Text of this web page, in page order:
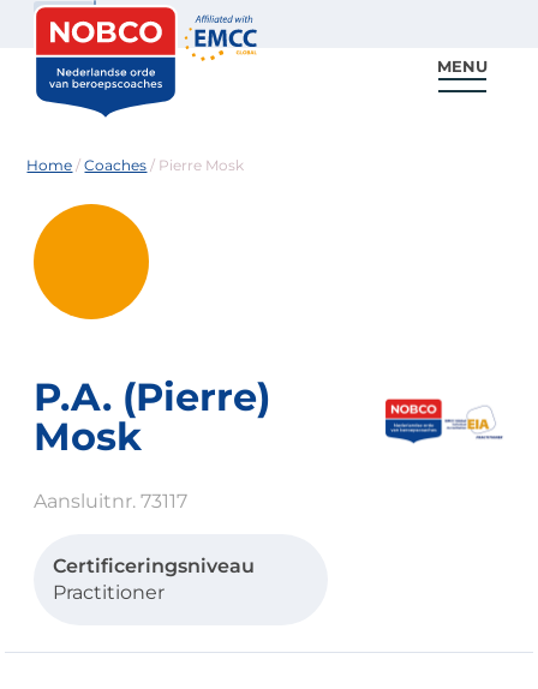
Zoeken
MENU
Home /Coaches / Pierre Mosk
P.A. (Pierre)
Mosk
Aansluitnr. 73117
Certificeringsniveau
Practitioner